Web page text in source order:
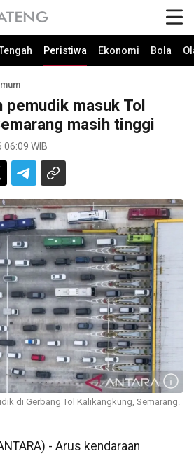
Peristiwa Ekonomi Bola
pemudik masuk Tol
masih tinggi
WIB
di Gerbang Tol Kalikangkung, Semarang.
- Arus kendaraan